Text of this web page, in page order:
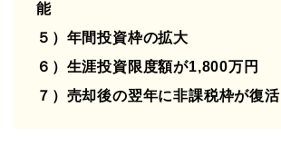
能
５）年間投資枠の拡大
６）生涯投資限度額が1,800万円
７）売却後の翌年に非課税枠が復活